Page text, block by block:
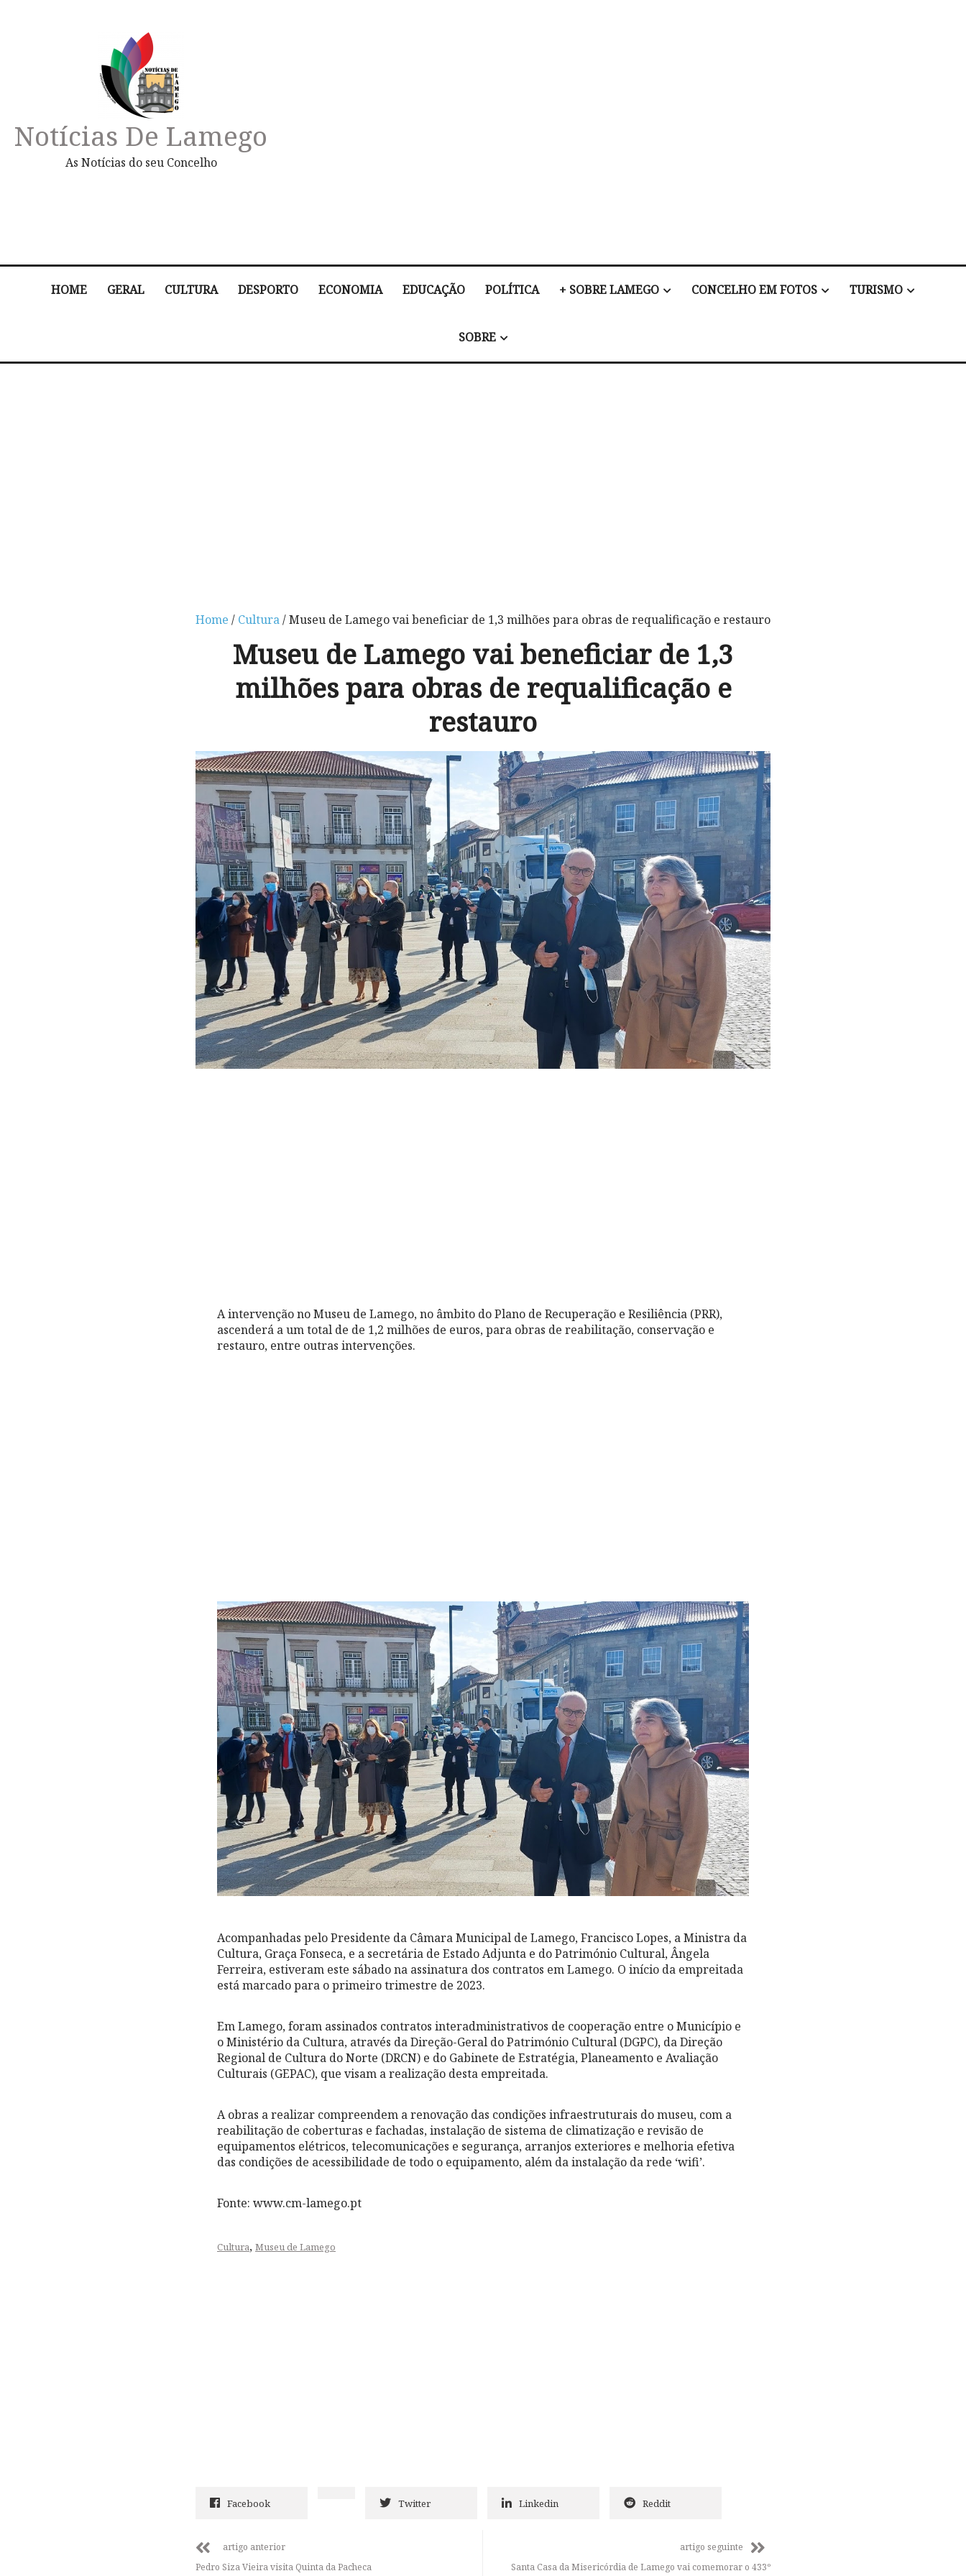
Notícias De Lamego
As Notícias do seu Concelho
HOME GERAL CULTURA DESPORTO ECONOMIA EDUCAÇÃO POLÍTICA + SOBRE LAMEGO CONCELHO EM FOTOS TURISMO
SOBRE
Home / Cultura/ Museu de Lamego vai beneficiar de 1,3 milhões para obras de requalificação e restauro
Museu de Lamego vai beneficiar de 1,3
milhões para obras de requalificação e
restauro
A intervenção no Museu de Lamego, no âmbito do Plano de Recuperação e Resiliência (PRR),
ascenderá a um total de de 1,2 milhões de euros, para obras de reabilitação, conservação e
restauro, entre outras intervenções.
Acompanhadas pelo Presidente da Câmara Municipal de Lamego, Francisco Lopes, a Ministra da
Cultura, Graça Fonseca, e a secretária de Estado Adjunta e do Património Cultural, Ângela
Ferreira, estiveram este sábado na assinatura dos contratos em Lamego. O início da empreitada
está marcado para o primeiro trimestre de 2023.
Em Lamego, foram assinados contratos interadministrativos de cooperação entre o Município e
o Ministério da Cultura, através da Direção-Geral do Património Cultural (DGPC), da Direção
Regional de Cultura do Norte (DRCN) e do Gabinete de Estratégia, Planeamento e Avaliação
Culturais (GEPAC), que visam a realização desta empreitada.
A obras a realizar compreendem a renovação das condições infraestruturais do museu, com a
reabilitação de coberturas e fachadas, instalação de sistema de climatização e revisão de
equipamentos elétricos, telecomunicações e segurança, arranjos exteriores e melhoria efetiva
das condições de acessibilidade de todo o equipamento, além da instalação da rede ‘wifi’.
Fonte: www.cm-lamego.pt
Cultura, Museu de Lamego
Facebook Twitter Linkedin Reddit
artigo anterior
Pedro Siza Vieira visita Quinta da Pacheca
artigo seguinte
Santa Casa da Misericórdia de Lamego vai comemorar o 433º